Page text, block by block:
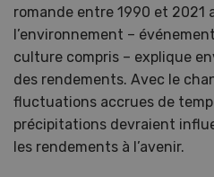
romande entre 1990 et 2021
l’environnement –
culture compris – explique
des rendements. Avec le
fluctuations accrues de
précipitations devraient
les rendements à l’avenir.